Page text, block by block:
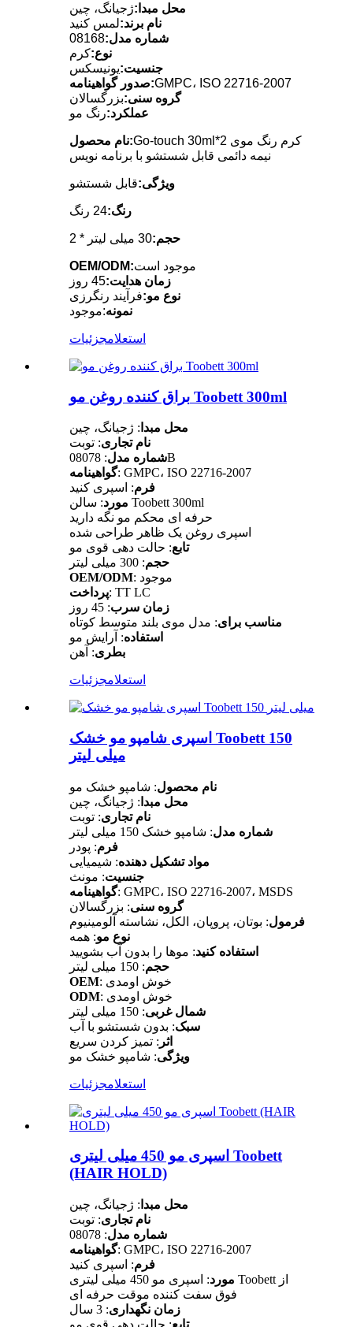
محل مبدا:ژجیانگ، چین
نام برند:لمس کنید
شماره مدل:08168
نوع:کرم
جنسیت:یونیسکس
صدور گواهینامه:GMPC، ISO 22716-2007
گروه سنی:بزرگسالان
عملکرد:رنگ مو
نام محصول:Go-touch 30ml*2 کرم رنگ موی
نیمه دائمی قابل شستشو با برنامه نویس
ویژگی:قابل شستشو
رنگ:24 رنگ
حجم:30 میلی لیتر * 2
OEM/ODM:موجود است
زمان هدایت:45 روز
نوع مو:فرآیند رنگرزی
نمونه:موجود
استعلامجزئیات
براق کننده روغن مو Toobett 300ml
محل مبدا : ژجیانگ، چین
نام تجاری: توبت
شماره مدل: 08078B
گواهینامه: GMPC، ISO 22716-2007
فرم: اسپری کنید
مورد : سالن Toobett 300ml
حرفه ای محکم مو نگه دارید
اسپری روغن یک ظاهر طراحی شده
تابع: حالت دهی قوی مو
حجم: 300 میلی لیتر
OEM/ODM : موجود
پرداخت: TT LC
زمان سرب: 45 روز
مناسب برای: مدل موی بلند متوسط ​​کوتاه
استفاده: آرایش مو
بطری: آهن
استعلامجزئیات
اسپری شامپو مو خشک Toobett 150
میلی لیتر
نام محصول: شامپو خشک مو
محل مبدا : ژجیانگ، چین
نام تجاری: توبت
شماره مدل: شامپو خشک 150 میلی لیتر
فرم: پودر
مواد تشکیل دهنده: شیمیایی
جنسیت: مونث
گواهینامه: GMPC، ISO 22716-2007، MSDS
گروه سنی: بزرگسالان
فرمول: بوتان، پروپان، الکل، نشاسته آلومینیوم
نوع مو: همه
استفاده کنید: موها را بدون آب بشویید
حجم: 150 میلی لیتر
OEM : خوش اومدی
ODM : خوش اومدی
شمال غربی: 150 میلی لیتر
سبک: بدون شستشو با آب
اثر : تمیز کردن سریع
ویژگی: شامپو خشک مو
استعلامجزئیات
اسپری مو 450 میلی لیتری Toobett
(HAIR HOLD)
محل مبدا : ژجیانگ، چین
نام تجاری: توبت
شماره مدل: 08078
گواهینامه: GMPC، ISO 22716-2007
فرم: اسپری کنید
مورد
: اسپری مو 450 میلی لیتری Toobett از
فوق سفت کننده موقت حرفه ای
زمان نگهداری: 3 سال